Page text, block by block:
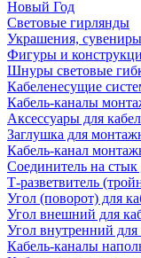
Новый Год
Световые гирлянды
Украшения, сувениры
Фигуры и
Шнуры световые
Кабеленесущие
Кабель-каналы
Аксессуары для
Заглушка для
Кабель-канал
Соединитель на стык
Т-разветвитель
Угол (поворот) для
Угол внешний для
Угол внутренний для
Кабель-каналы